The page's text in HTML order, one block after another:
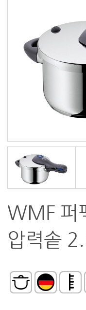
WMF 퍼
압력솥